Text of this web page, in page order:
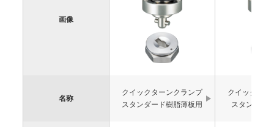
画像
名称
クイックターンクランプ
スタンダード樹脂薄板用
クイックター
スタンダー